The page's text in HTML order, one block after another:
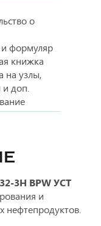
о
формуляр
книжка
на узлы,
и доп.
3Н BPW УСТ
и
нефтепродуктов.